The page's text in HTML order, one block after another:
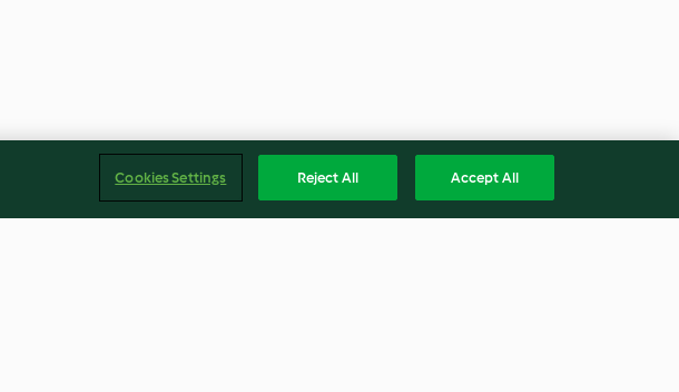
Cookies Settings Reject All Accept All